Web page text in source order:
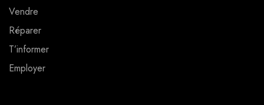
Vendre
Réparer
T’informer
Employer